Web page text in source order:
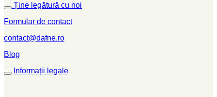
Ține legătură cu noi
Formular de contact
contact@dafne.ro
Blog
Informații legale